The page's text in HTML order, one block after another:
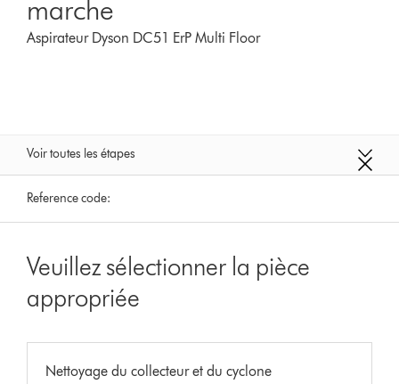
marche
Aspirateur Dyson DC51 ErP Multi Floor
Voir toutes les étapes
Reference code:
Veuillez sélectionner la pièce
appropriée
Nettoyage du collecteur et du cyclone